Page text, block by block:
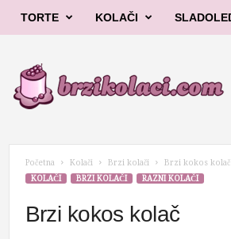
TORTE KOLAČI
l
Početna Kolači Brzi kolači
Brzi kokos kolač
KOLAČI
BRZI KOLAČI RAZNI KOLAČI
Brzi kokos kolač